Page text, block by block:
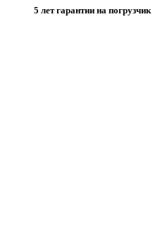
5 лет гарантии на погрузчик